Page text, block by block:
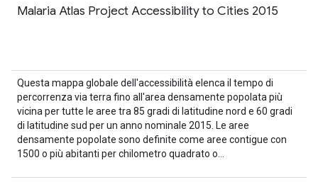
Malaria Atlas Project Accessibility to Cities 2015
Questa mappa globale dell'accessibilità elenca il tempo di
percorrenza via terra fino all'area densamente popolata più
vicina per tutte le aree tra 85 gradi di latitudine nord e 60 gradi
di latitudine sud per un anno nominale 2015. Le aree
densamente popolate sono definite come aree contigue con
1500 o più abitanti per chilometro quadrato o…